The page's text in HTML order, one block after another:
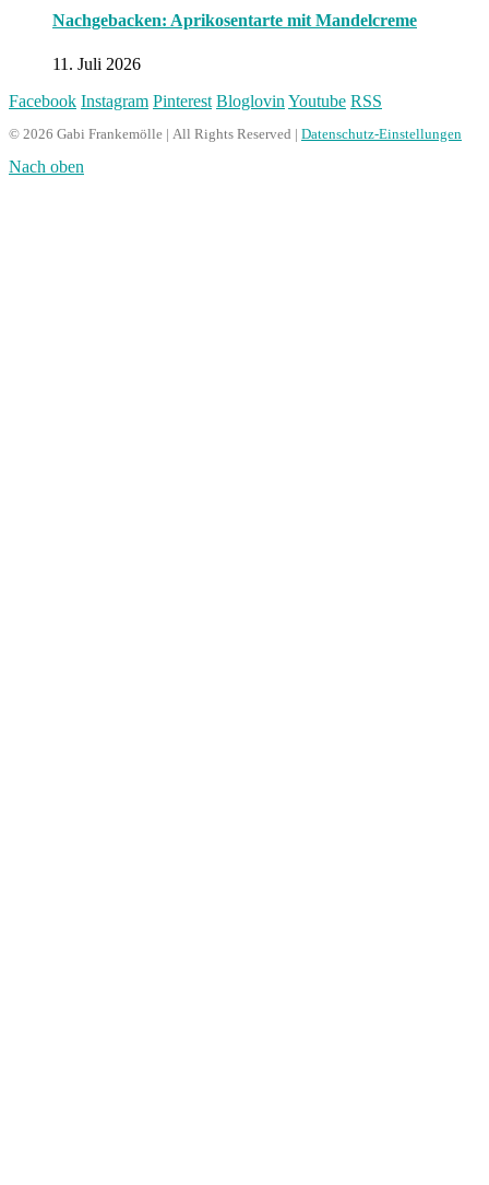
Nachgebacken: Aprikosentarte mit Mandelcreme
11. Juli 2026
Facebook Instagram Pinterest Bloglovin Youtube RSS
© 2026 Gabi Frankemölle | All Rights Reserved | Datenschutz-Einstellungen
Nach oben